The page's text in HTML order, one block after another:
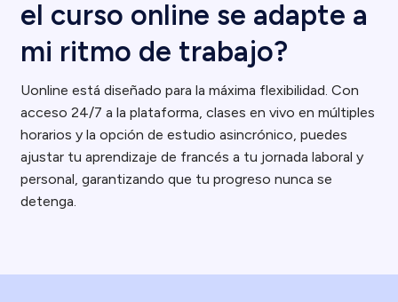
el curso online se adapte a
mi ritmo de trabajo?
Uonline está diseñado para la máxima flexibilidad. Con
acceso 24/7 a la plataforma, clases en vivo en múltiples
horarios y la opción de estudio asincrónico, puedes
ajustar tu aprendizaje de francés a tu jornada laboral y
personal, garantizando que tu progreso nunca se
detenga.